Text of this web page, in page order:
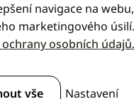
Stránky
navigace na webu,
marketingového
ochrany osobních údajů.
vše Nastavení